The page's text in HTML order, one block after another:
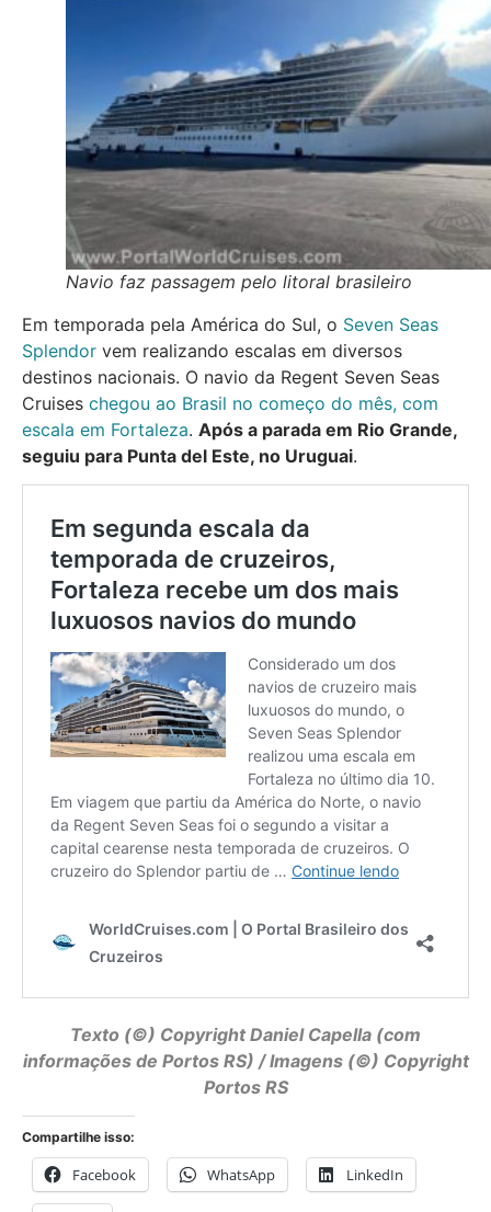
Navio faz passagem pelo litoral brasileiro
Em temporada pela América do Sul, o Seven Seas
Splendor vem realizando escalas em diversos
destinos nacionais. O navio da Regent Seven Seas
Cruises chegou ao Brasil no começo do mês, com
escala em Fortaleza. Após a parada em Rio Grande,
seguiu para Punta del Este, no Uruguai.
Texto (©) CopyrightDaniel Capella (com
informações de Portos RS) / Imagens (©) Copyright
Portos RS
Compartilhe isso:
Facebook WhatsApp LinkedIn